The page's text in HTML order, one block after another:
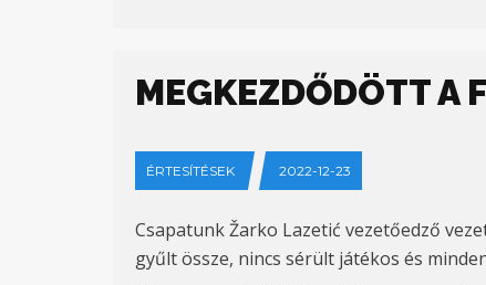
MEGKEZDŐDÖTT A
ÉRTESÍTÉSEK 2022-12-23
Csapatunk Žarko Lazetić vezetőedző
gyűlt össze, nincs sérült játékos és